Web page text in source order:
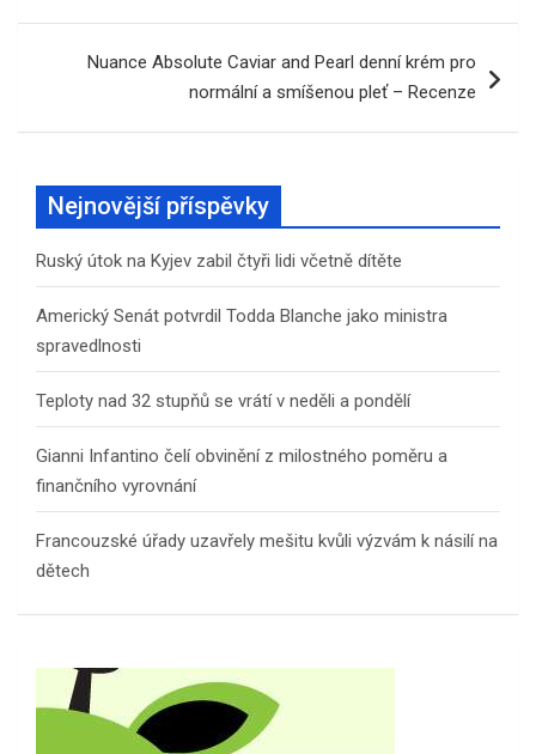
Nuance Absolute Caviar and Pearl denní krém pro
normální a smíšenou pleť – Recenze
Nejnovější příspěvky
Ruský útok na Kyjev zabil čtyři lidi včetně dítěte
Americký Senát potvrdil Todda Blanche jako ministra
spravedlnosti
Teploty nad 32 stupňů se vrátí v neděli a pondělí
Gianni Infantino čelí obvinění z milostného poměru a
finančního vyrovnání
Francouzské úřady uzavřely mešitu kvůli výzvám k násilí na
dětech